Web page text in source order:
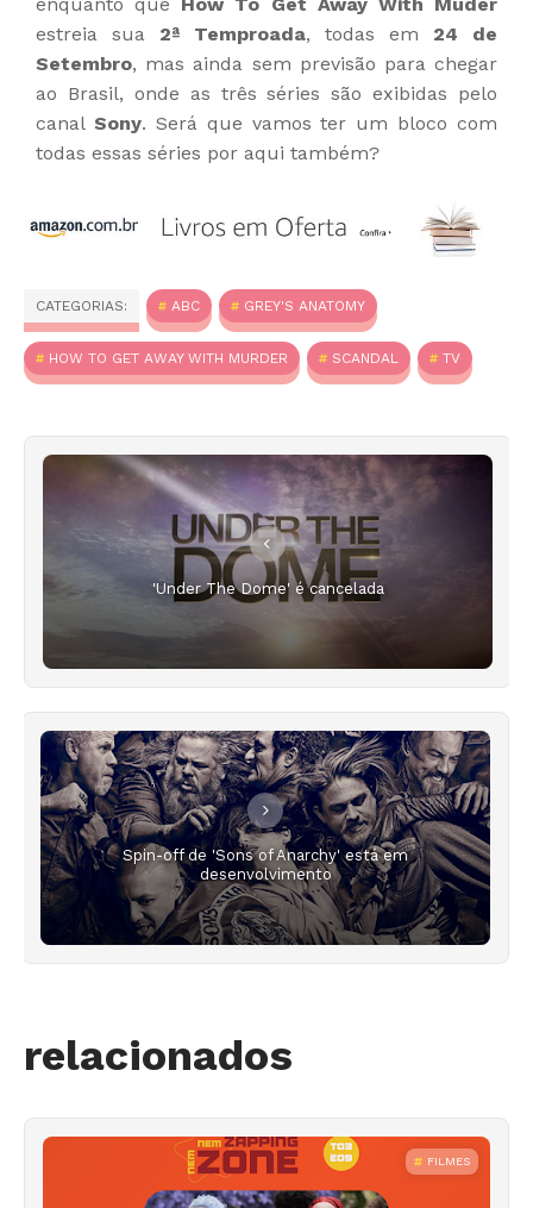
estreia sua 2ª Temproada, todas em 24 de
Setembro, mas ainda sem previsão para chegar
ao Brasil, onde as três séries são exibidas pelo
canal Sony. Será que vamos ter um bloco com
todas essas séries por aqui também?
CATEGORIAS: ABC GREY'S ANATOMY
HOW TO GET AWAY WITH MURDER SCANDAL TV
'Under The Dome' é cancelada
Spin-off de 'Sons of Anarchy' está em
desenvolvimento
relacionados
FILMES